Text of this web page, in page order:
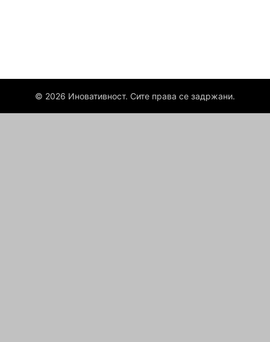
© 2026 Иновативност. Сите права се задржани.